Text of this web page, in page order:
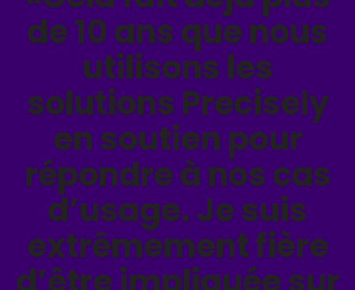
de 10 ans que nous
utilisons les
solutions Precisely
en soutien pour
répondre à nos cas
d’usage. Je suis
extrêmement fière